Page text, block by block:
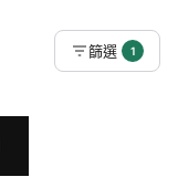
篩選 1